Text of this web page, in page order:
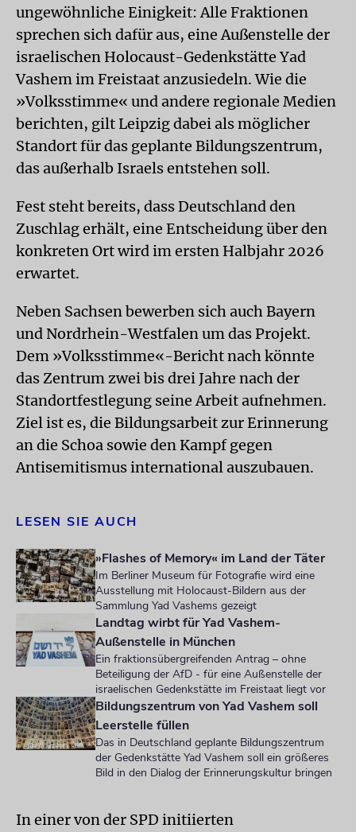
ungewöhnliche Einigkeit: Alle Fraktionen
sprechen sich dafür aus, eine Außenstelle der
israelischen Holocaust-Gedenkstätte Yad
Vashem im Freistaat anzusiedeln. Wie die
»Volksstimme« und andere regionale Medien
berichten, gilt Leipzig dabei als möglicher
Standort für das geplante Bildungszentrum,
das außerhalb Israels entstehen soll.
Fest steht bereits, dass Deutschland den
Zuschlag erhält, eine Entscheidung über den
konkreten Ort wird im ersten Halbjahr 2026
erwartet.
Neben Sachsen bewerben sich auch Bayern
und Nordrhein-Westfalen um das Projekt.
Dem »Volksstimme«-Bericht nach könnte
das Zentrum zwei bis drei Jahre nach der
Standortfestlegung seine Arbeit aufnehmen.
Ziel ist es, die Bildungsarbeit zur Erinnerung
an die Schoa sowie den Kampf gegen
Antisemitismus international auszubauen.
LESEN SIE AUCH
»Flashes of Memory« im Land der Täter
Im Berliner Museum für Fotografie wird eine
Ausstellung mit Holocaust-Bildern aus der
Sammlung Yad Vashems gezeigt
Landtag wirbt für Yad Vashem-
Außenstelle in München
Ein fraktionsübergreifenden Antrag – ohne
Beteiligung der AfD - für eine Außenstelle der
israelischen Gedenkstätte im Freistaat liegt vor
Bildungszentrum von Yad Vashem soll
Leerstelle füllen
Das in Deutschland geplante Bildungszentrum
der Gedenkstätte Yad Vashem soll ein größeres
Bild in den Dialog der Erinnerungskultur bringen
In einer von der SPD initiierten